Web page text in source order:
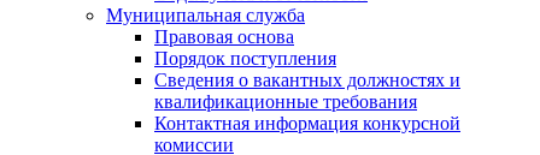
Муниципальная служба
Правовая основа
Порядок поступления
Сведения о вакантных должностях и
квалификационные требования
Контактная информация конкурсной
комиссии